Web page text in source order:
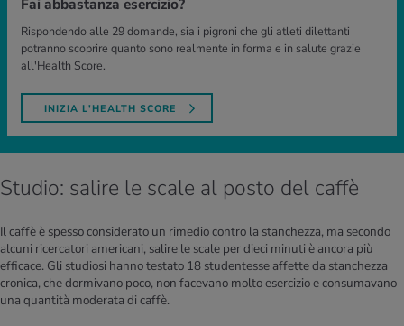
Fai abbastanza esercizio?
Rispondendo alle 29 domande, sia i pigroni che gli atleti dilettanti
potranno scoprire quanto sono realmente in forma e in salute grazie
all'Health Score.
INIZIA L'HEALTH SCORE
Studio: salire le scale al posto del caffè
Il caffè è spesso considerato un rimedio contro la stanchezza, ma secondo
alcuni ricercatori americani, salire le scale per dieci minuti è ancora più
efficace. Gli studiosi hanno testato 18 studentesse affette da stanchezza
cronica, che dormivano poco, non facevano molto esercizio e consumavano
una quantità moderata di caffè.